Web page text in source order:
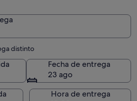
distinto
Fecha de entrega
23 ago
Hora de entrega